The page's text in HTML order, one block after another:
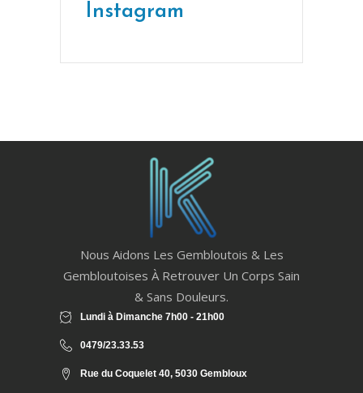
Instagram
Nous Aidons Les Gembloutois & Les
Gembloutoises À Retrouver Un Corps Sain
& Sans Douleurs.
Lundi à Dimanche 7h00 - 21h00
0479/23.33.53
Rue du Coquelet 40, 5030 Gembloux